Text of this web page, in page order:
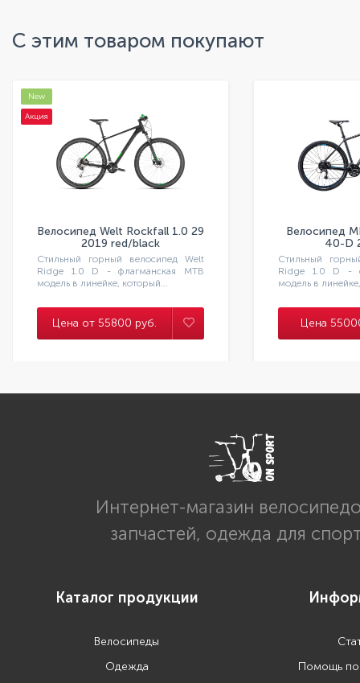
C этим товаром покупают
New
Акция
Велосипед Welt Rockfall 1.0 29
2019 red/black
Стильный горный велосипед Welt
Ridge 1.0 D - флагманская МТВ
модель в линейке, который...
Цена от 55800 руб.
Велосипед
40-D
Стильный
Ridge 1.0 D -
модель в
Цена
Интернет-магазин
запчастей, одежда для
Каталог продукции
Велосипеды
Одежда
Помощь